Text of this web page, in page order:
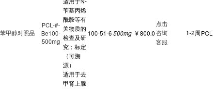
苯甲醇对照品
PCL-#-
Be100-
500mg
苄基丙烯
酰胺等有
关物质的
检查及研
究；标定
（可溯
源）
100-51-6 500mg ¥ 800.0
点击
咨询
客服
1-2周PCL
适用于去
甲肾上腺